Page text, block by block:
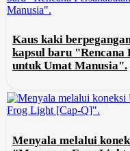
Kaus kaki
kapsul baru "Rencana
untuk Umat Manusia".
Menyala melalui